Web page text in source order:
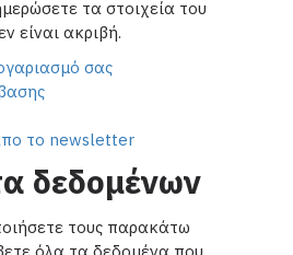
τα στοιχεία του
είναι ακριβή.
σας
το newsletter
δεδομένων
τους παρακάτω